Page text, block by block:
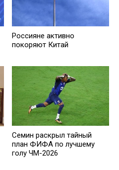
Россияне активно
покоряют Китай
Семин раскрыл тайный
план ФИФА по лучшему
голу ЧМ-2026